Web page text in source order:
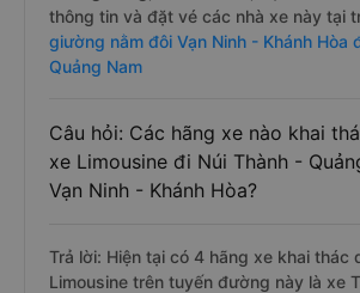
thông tin và đặt vé các nhà xe này tại
giường nằm đôi Vạn Ninh - Khánh Hòa
Quảng Nam
Câu hỏi: Các hãng xe nào khai
xe Limousine đi Núi Thành -
Vạn Ninh - Khánh Hòa?
Trả lời: Hiện tại có 4 hãng xe khai thác
Limousine trên tuyến đường này là xe